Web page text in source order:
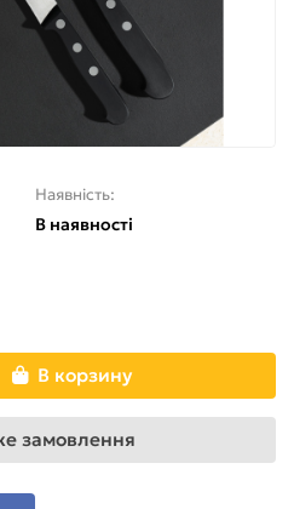
Наявність:
В наявності
В корзину
замовлення